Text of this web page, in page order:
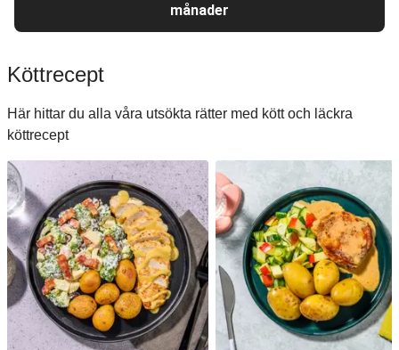
månader
Köttrecept
Här hittar du alla våra utsökta rätter med kött och läckra
köttrecept